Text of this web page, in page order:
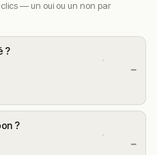
le dimanche
planche à
et espagnols ?
— un oui ou un non par
?
—
?
—